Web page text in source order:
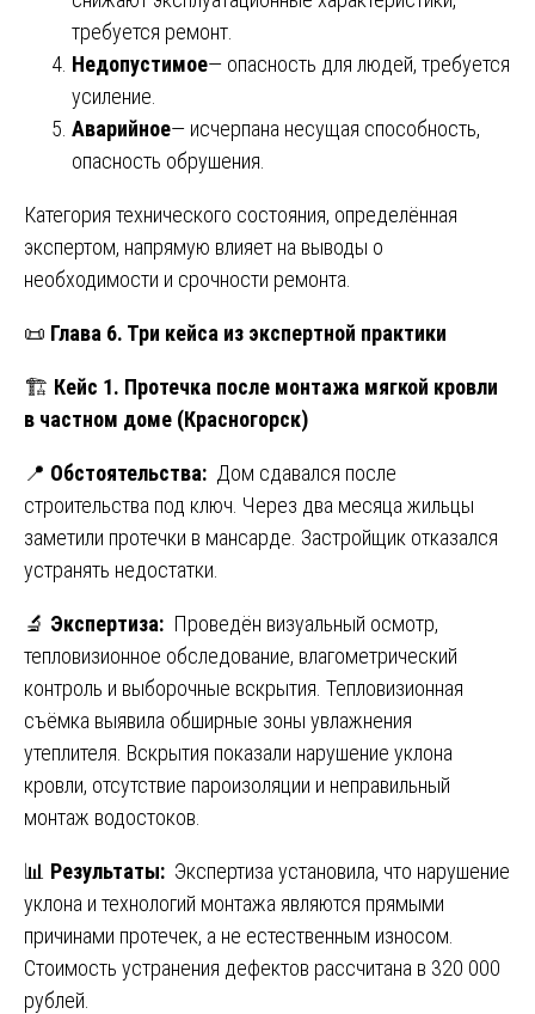
требуется ремонт.
Недопустимое— опасность для людей, требуется
усиление.
Аварийное— исчерпана несущая способность,
опасность обрушения.
Категория технического состояния, определённая
экспертом, напрямую влияет на выводы о
необходимости и срочности ремонта.
📜 Глава 6. Три кейса из экспертной практики
🏗️ Кейс 1. Протечка после монтажа мягкой кровли
в частном доме (Красногорск)
📍 Обстоятельства: Дом сдавался после
строительства под ключ. Через два месяца жильцы
заметили протечки в мансарде. Застройщик отказался
устранять недостатки.
🔬 Экспертиза: Проведён визуальный осмотр,
тепловизионное обследование, влагометрический
контроль и выборочные вскрытия. Тепловизионная
съёмка выявила обширные зоны увлажнения
утеплителя. Вскрытия показали нарушение уклона
кровли, отсутствие пароизоляции и неправильный
монтаж водостоков.
📊 Результаты: Экспертиза установила, что нарушение
уклона и технологий монтажа являются прямыми
причинами протечек, а не естественным износом.
Стоимость устранения дефектов рассчитана в 320 000
рублей.